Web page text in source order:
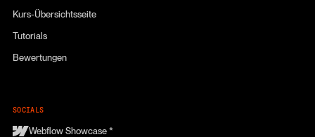
Kurs-Übersichtsseite
Tutorials
Bewertungen
SOCIALS
Webflow Showcase *